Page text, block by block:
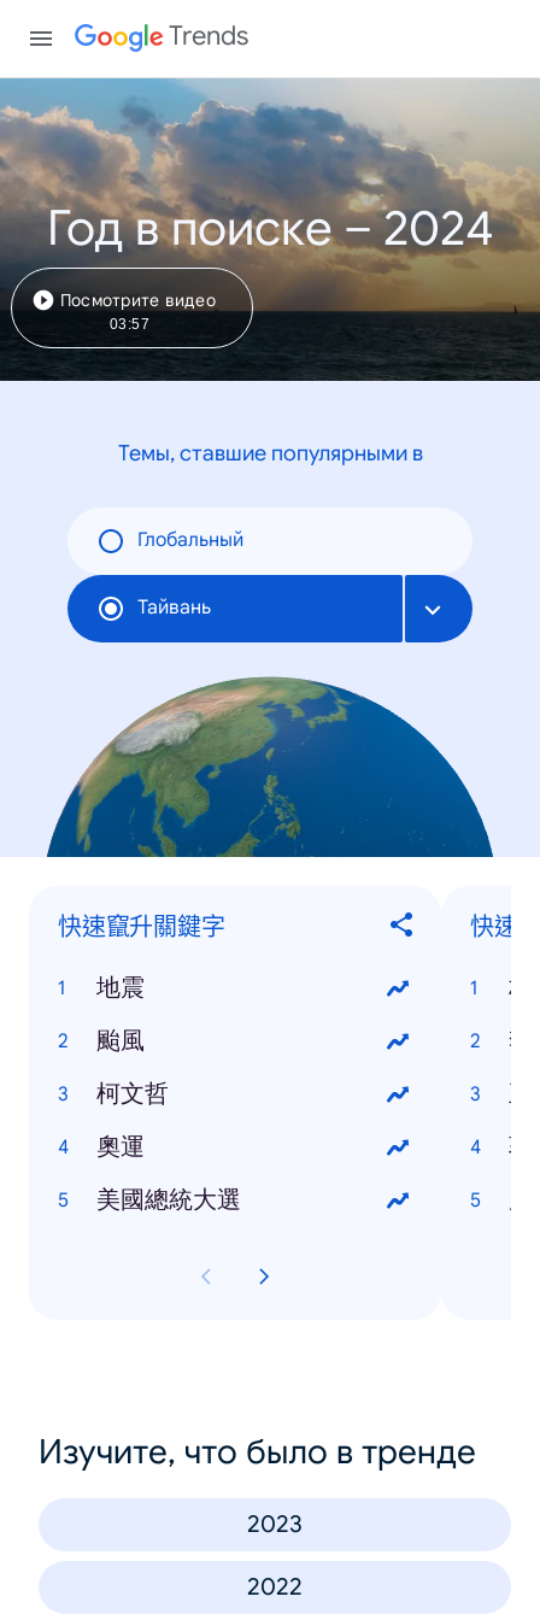
Trends
Год в поиске – 2024
Посмотрите видео
03:57
Темы, ставшие популярными в
Глобальный
Тайвань
快速竄升關鍵字
地震
颱風
柯文哲
奧運
美國總統大選
快速
林
李
王
郭
Изучите, что было в тренде
2023
2022